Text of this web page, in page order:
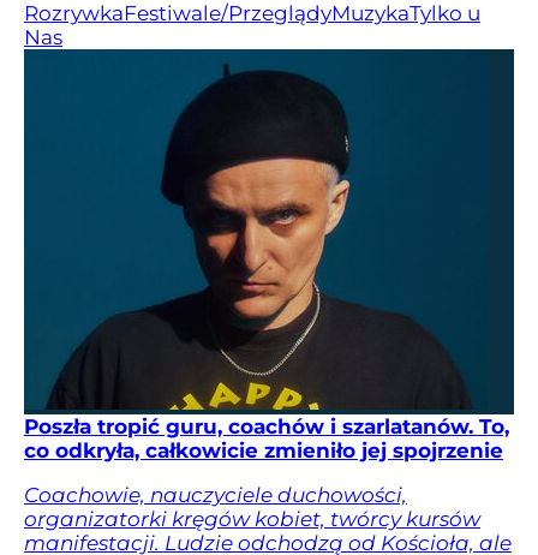
RozrywkaFestiwale/PrzeglądyMuzykaTylko u
Nas
Poszła tropić guru, coachów i szarlatanów. To,
co odkryła, całkowicie zmieniło jej spojrzenie
Coachowie, nauczyciele duchowości,
organizatorki kręgów kobiet, twórcy kursów
manifestacji. Ludzie odchodzą od Kościoła, ale